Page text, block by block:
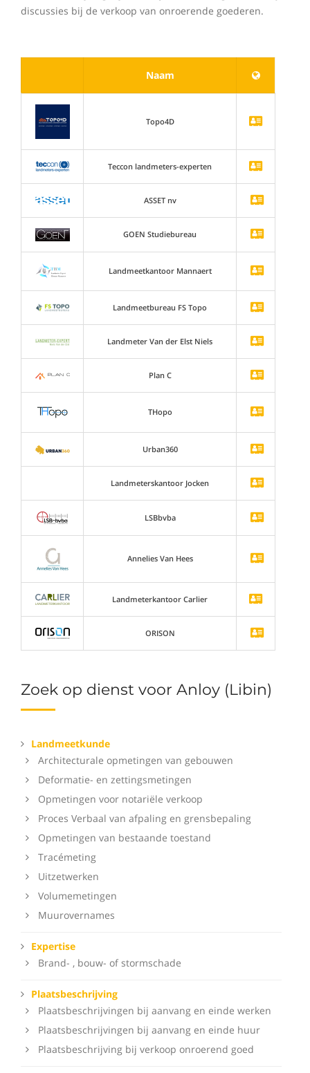
Zoek op dienst voor Anloy (Libin)
Landmeetkunde
Architecturale opmetingen van gebouwen
Deformatie- en zettingsmetingen
Opmetingen voor notariële verkoop
Proces Verbaal van afpaling en grensbepaling
Opmetingen van bestaande toestand
Tracémeting
Uitzetwerken
Volumemetingen
Muurovernames
Expertise
Brand- , bouw- of stormschade
Plaatsbeschrijving
Plaatsbeschrijvingen bij aanvang en einde werken
Plaatsbeschrijvingen bij aanvang en einde huur
Plaatsbeschrijving bij verkoop onroerend goed
discussies bij de verkoop van onroerende goederen.
Naam
Topo4D
Teccon landmeters-experten
ASSET nv
GOEN Studiebureau
Landmeetkantoor Mannaert
Landmeetbureau FS Topo
Landmeter Van der Elst Niels
Plan C
THopo
Urban360
Landmeterskantoor Jocken
LSBbvba
Annelies Van Hees
Landmeterkantoor Carlier
ORISON